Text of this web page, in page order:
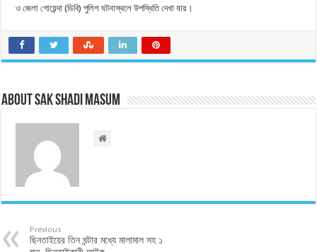
ও জেলা গোয়েন্দা (ডিবি) পুলিশ ঘটনাস্থলে উপস্থিতি দেখা যায়।
About Sak Shadi Masum
Previous
ছিনতাইয়ের তিন ঘন্টার মধ্যে মালামাল সহ ১